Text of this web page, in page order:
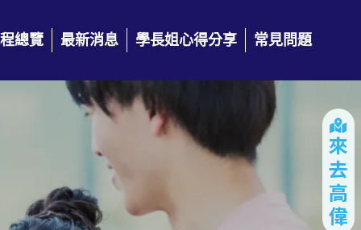
來去高偉
總覽 最新消息 學長姐心得分享 常見問題